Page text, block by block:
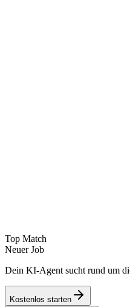
Top Match
Neuer Job
Dein KI-Agent sucht rund um
Kostenlos starten